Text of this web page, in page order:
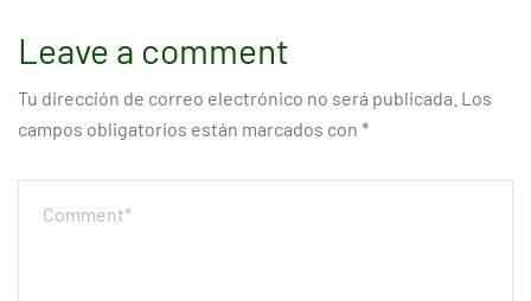
Leave a comment
Tu dirección de correo electrónico no será publicada. Los
campos obligatorios están marcados con *